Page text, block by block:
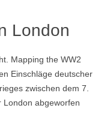
London
Mapping the WW2
Einschläge deutscher
zwischen dem 7.
abgeworfen